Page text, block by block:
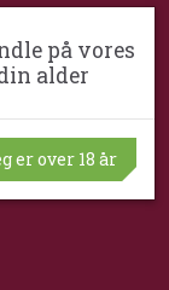
på vores
alder
er over 18 år